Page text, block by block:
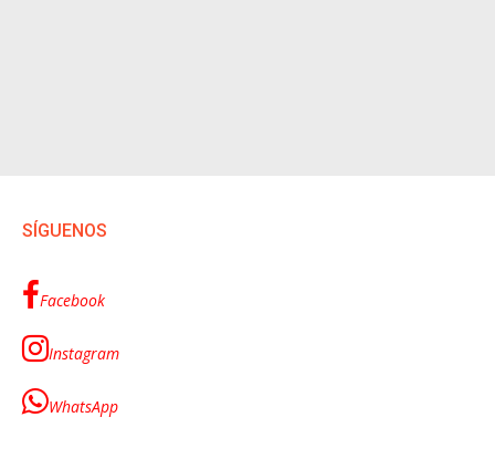
SÍGUENOS
Facebook
Instagram
WhatsApp